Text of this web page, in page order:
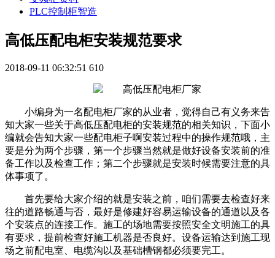
PLC控制柜智造
高低压配电柜安装规范要求
2018-09-11 06:32:51 610
小编身为一名配电柜厂家的从业者，觉得自己有义务来告
知大家一些关于高低压配电柜的安装规范的相关知识，下面小
编就会告知大家一些配电柜子啊安装过程中的操作规范哦，主
要是分为两个步骤，第一个步骤当然就是做好设备安装前的准
备工作以及检查工作；第二个步骤就是安装时候需要注意的具
体事项了。
首先要给大家介绍的就是安装之前，咱们需要去检查好来
往的道路畅通与否，最好是修建好容易运输设备的通道以及各
个安装点的连接工作。施工的场地需要按照安全文明施工的具
有要求，提前检查好施工机器是否良好。设备运输达到施工现
场之前配电室、电缆沟以及基础槽钢都必须要完工。